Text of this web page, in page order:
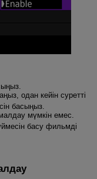
одан кейін суретті
басыңыз.
мүмкін емес.
басу фильмді